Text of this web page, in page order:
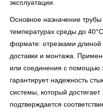
эксплуатации.
Основное назначение трубы
температурах среды до
формате: отрезками
доставки и монтажа.
или соединения с помощью
гарантирует надежность
системы, который достигает
подтверждается